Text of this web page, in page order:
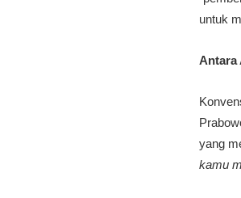
untuk
Antara
yang
kamu